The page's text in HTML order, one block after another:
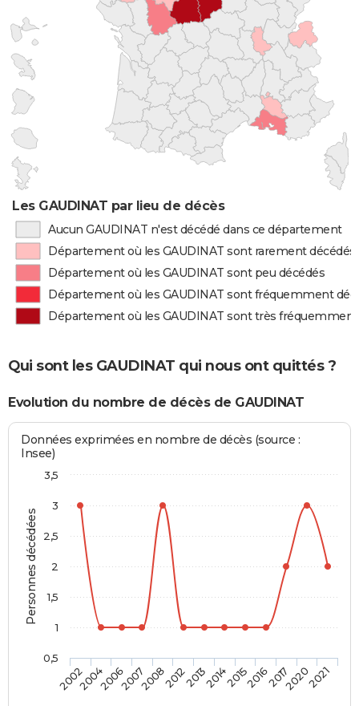
Les GAUDINAT par lieu de décès
Aucun GAUDINAT n'est décédé dans ce département
Département où les GAUDINAT sont rarement décédés
Département où les GAUDINAT sont peu décédés
Département où les GAUDINAT sont fréquemment
Département où les GAUDINAT sont très
Qui sont les GAUDINAT qui nous ont quittés ?
Evolution du nombre de décès de GAUDINAT
Personnes décédées
Données exprimées en nombre de décès (source :
Insee)
2002200420062007200820122013201420152016201720202021
0,5
1
1,5
2
2,5
3
3,5